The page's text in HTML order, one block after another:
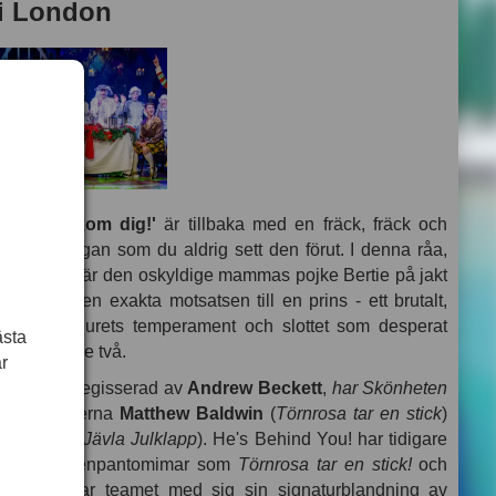
London
är bakom dig!' är tillbaka med en fräck, fräck och
sagan som du aldrig sett den förut. I denna råa,
odjuret
är den oskyldige mammas pojke Bertie på jakt
av den exakta motsatsen till en prins - ett brutalt,
trots odjurets temperament och slottet som desperat
mellan de två.
, regisserad av Andrew Beckett, har Skönheten
huvudrollerna Matthew Baldwin (Törnrosa tar en stick)
Another Jävla Julklapp). He's Behind You! har tidigare
vuxenpantomimar som Törnrosa tar en stick!och
. Nu tar teamet med sig sin signaturblandning av